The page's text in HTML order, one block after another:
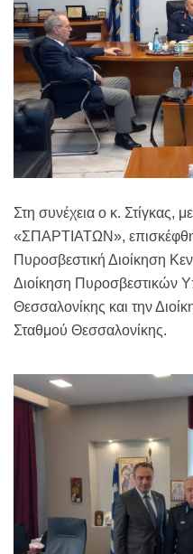
Στη συνέχεια ο κ. Στίγκας,
«ΣΠΑΡΤΙΑΤΩΝ»,
Πυροσβεστική Διοίκηση
Διοίκηση Πυροσβεστικών
Θεσσαλονίκης και την
Σταθμού Θεσσαλονίκης.